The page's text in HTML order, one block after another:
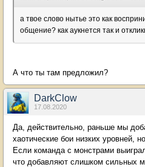
а твое слово нытье это как
общение? как аукнется так и
А что ты там предложил?
DarkClow
17.08.2020
Да, действительно, раньше мы
хаотические бои низких уровней,
Если команда с монстрами
что добавляют слишком сильных